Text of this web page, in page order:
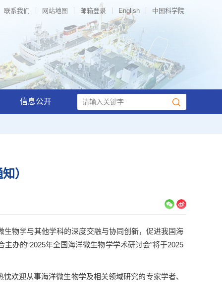
联系我们 网站地图 邮箱登录 English 中国科学院
信息公开
）
物学与其他学科的深度交融与协同创新，促进我国海
办的“2025年全国海洋微生物学学术研讨会”将于2025
欢迎从事海洋微生物学及相关领域研究的专家学者、